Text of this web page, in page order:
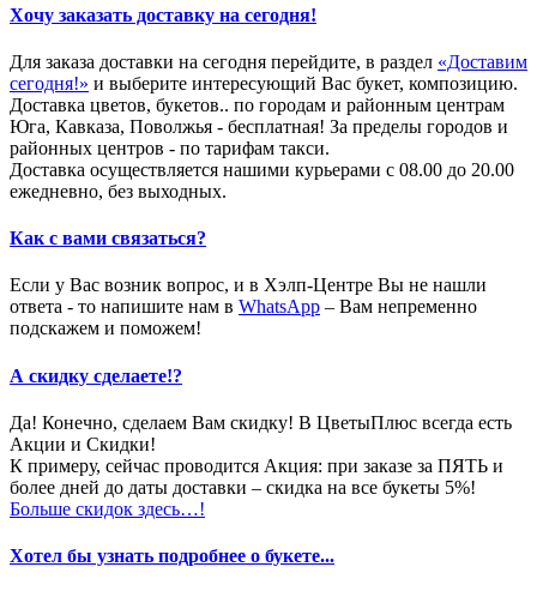
Хочу заказать доставку на сегодня!
Для заказа доставки на сегодня перейдите, в раздел «Доставим
сегодня!» и выберите интересующий Вас букет, композицию.
Доставка цветов, букетов.. по городам и районным центрам
Юга, Кавказа, Поволжья - бесплатная! За пределы городов и
районных центров - по тарифам такси.
Доставка осуществляется нашими курьерами с 08.00 до 20.00
ежедневно, без выходных.
Как с вами связаться?
Если у Вас возник вопрос, и в Хэлп-Центре Вы не нашли
ответа - то напишите нам в WhatsApp – Вам непременно
подскажем и поможем!
А скидку сделаете!?
Да! Конечно, сделаем Вам скидку! В ЦветыПлюс всегда есть
Акции и Скидки!
К примеру, сейчас проводится Акция: при заказе за ПЯТЬ и
более дней до даты доставки – скидка на все букеты 5%!
Больше скидок здесь…!
Хотел бы узнать подробнее о букете...